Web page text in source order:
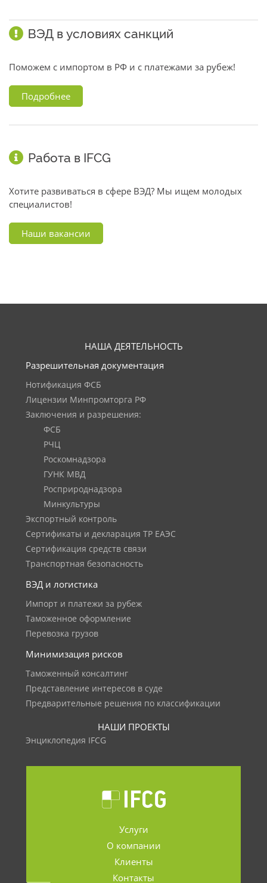
ВЭД в условиях санкций
Поможем с импортом в РФ и с платежами за рубеж!
Подробнее
Работа в IFCG
Хотите развиваться в сфере ВЭД? Мы ищем молодых
специалистов!
Наши вакансии
НАША ДЕЯТЕЛЬНОСТЬ
Разрешительная документация
Нотификация ФСБ
Лицензии Минпромторга РФ
Заключения и разрешения:
ФСБ
РЧЦ
Роскомнадзора
ГУНК МВД
Росприроднадзора
Минкультуры
Экспортный контроль
Сертификаты и декларация ТР ЕАЭС
Сертификация средств связи
Транспортная безопасность
ВЭД и логистика
Импорт и платежи за рубеж
Таможенное оформление
Перевозка грузов
Минимизация рисков
Таможенный консалтинг
Представление интересов в суде
Предварительные решения по классификации
НАШИ ПРОЕКТЫ
Энциклопедия IFCG
Услуги
О компании
Клиенты
Контакты